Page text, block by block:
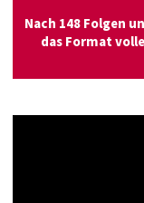
Nach 148 Folgen
das Format